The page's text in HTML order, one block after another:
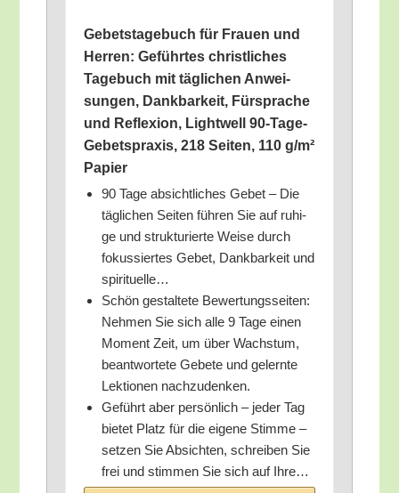
Gebets­ta­ge­buch für Frau­en und
Her­ren: Geführ­tes christ­li­ches
Tage­buch mit täg­li­chen Anwei­
sun­gen, Dank­bar­keit, Für­spra­che
und Refle­xi­on, Light­well 90-Tage-
Gebets­pra­xis, 218 Sei­ten, 110 g/​m²
Papier
90 Tage absicht­li­ches Gebet – Die
täg­li­chen Sei­ten füh­ren Sie auf ruhi­
ge und struk­tu­rier­te Wei­se durch
fokus­sier­tes Gebet, Dank­bar­keit und
spirituelle…
Schön gestal­te­te Bewer­tungs­sei­ten:
Neh­men Sie sich alle 9 Tage einen
Moment Zeit, um über Wachs­tum,
beant­wor­te­te Gebe­te und gelern­te
Lek­tio­nen nachzudenken.
Geführt aber per­sön­lich – jeder Tag
bie­tet Platz für die eige­ne Stim­me –
set­zen Sie Absich­ten, schrei­ben Sie
frei und stim­men Sie sich auf Ihre…